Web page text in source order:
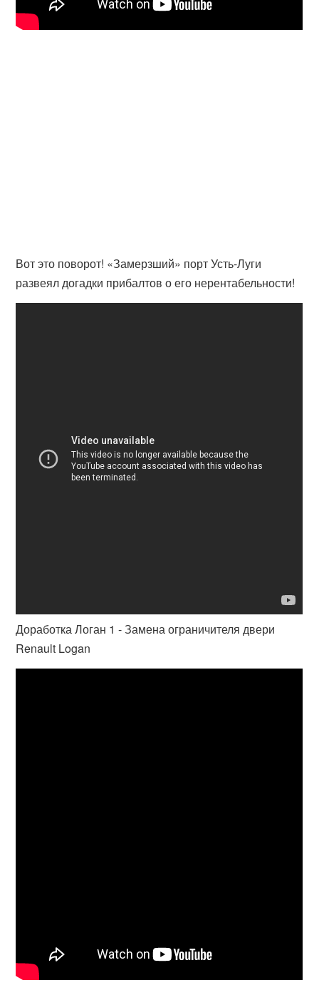
Вот это поворот! «Замерзший» порт Усть-Луги
развеял догадки прибалтов о его нерентабельности!
Доработка Логан 1 - Замена ограничителя двери
Renault Logan